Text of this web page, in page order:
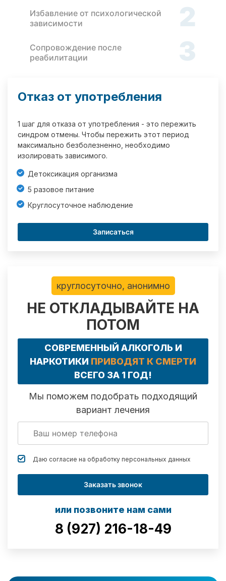
Избавление от психологической
зависимости
2
Сопровождение после
реабилитации
3
Отказ от употребления
1 шаг для отказа от употребления - это пережить
синдром отмены. Чтобы пережить этот период
максимально безболезненно, необходимо
изолировать зависимого.
Детоксикация организма
5 разовое питание
Круглосуточное наблюдение
Записаться
круглосуточно, анонимно
НЕ ОТКЛАДЫВАЙТЕ НА
ПОТОМ
СОВРЕМЕННЫЙ АЛКОГОЛЬ И
НАРКОТИКИ ПРИВОДЯТ К СМЕРТИ
ВСЕГО ЗА 1 ГОД!
Мы поможем подобрать подходящий
вариант лечения
Даю согласие на обработку персональных данных
Заказать звонок
или позвоните нам сами
8 (927) 216-18-49